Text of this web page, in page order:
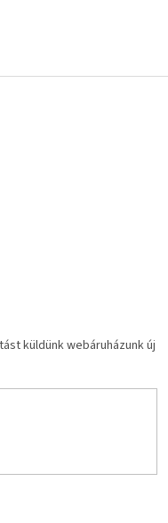
küldünk webáruházunk új